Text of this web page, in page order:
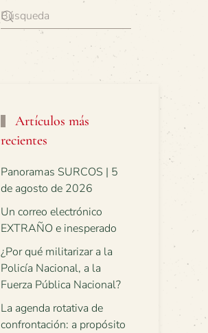
Artículos más
recientes
Panoramas SURCOS | 5
de agosto de 2026
Un correo electrónico
EXTRAÑO e inesperado
¿Por qué militarizar a la
Policía Nacional, a la
Fuerza Pública Nacional?
La agenda rotativa de
confrontación: a propósito